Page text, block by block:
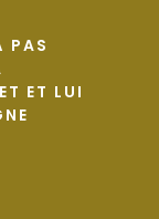
PAS
ET LUI